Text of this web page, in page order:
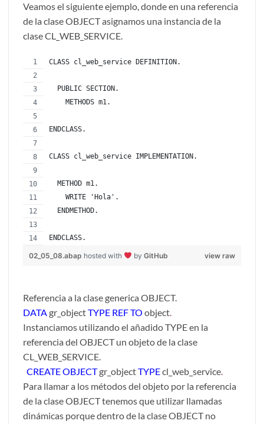
Veamos el siguiente ejemplo, donde en una referencia
de la clase OBJECT asignamos una instancia de la
clase CL_WEB_SERVICE.
CLASS cl_web_service DEFINITION.
  PUBLIC SECTION.
    METHODS m1.
ENDCLASS.
CLASS cl_web_service IMPLEMENTATION.
  METHOD m1.
    WRITE 'Hola'.
  ENDMETHOD.
ENDCLASS.
view raw
02_05_08.abap hosted with by GitHub
Referencia a la clase generica OBJECT.
DATAgr_objectTYPE REF TO object.
Instanciamos utilizando el añadido TYPE en la
referencia del OBJECT un objeto de la clase
CL_WEB_SERVICE.
CREATE OBJECTgr_objectTYPEcl_web_service.
Para llamar a los métodos del objeto por la referencia
de la clase OBJECT tenemos que utilizar llamadas
dinámicas porque dentro de la clase OBJECT no